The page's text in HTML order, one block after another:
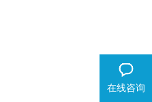
在线咨询